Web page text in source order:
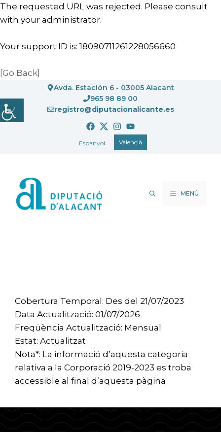
The requested URL was rejected. Please consult
with your administrator.
Your support ID is: 18090711261228056660
[Go Back]
al
contingut
Avda. Estación 6 - 03005 Alacant
965 98 89 00
registro@diputacionalicante.es
Espanyol Valencià
MENÚ
Cobertura Temporal: Des del 21/07/2023
Data Actualització: 01/07/2026
Freqüència Actualització: Mensual
Estat: Actualitzat
Nota*: La informació d’aquesta categoria
relativa a la Corporació 2019-2023 es troba
accessible al final d’aquesta pàgina